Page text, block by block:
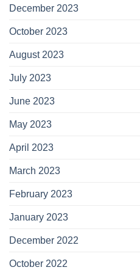
December 2023
October 2023
August 2023
July 2023
June 2023
May 2023
April 2023
March 2023
February 2023
January 2023
December 2022
October 2022